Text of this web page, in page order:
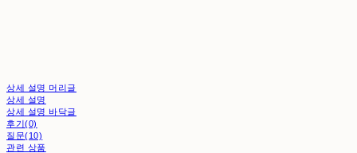
상세 설명 머리글
상세 설명
상세 설명 바닥글
후기(0)
질문(10)
관련 상품